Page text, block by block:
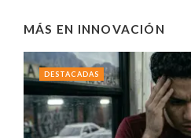
MÁS EN INNOVACIÓN
DESTACADAS